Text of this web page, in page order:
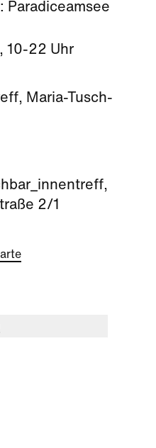
2/1
Paradiceamsee
10-22 Uhr
Maria-Tusch-